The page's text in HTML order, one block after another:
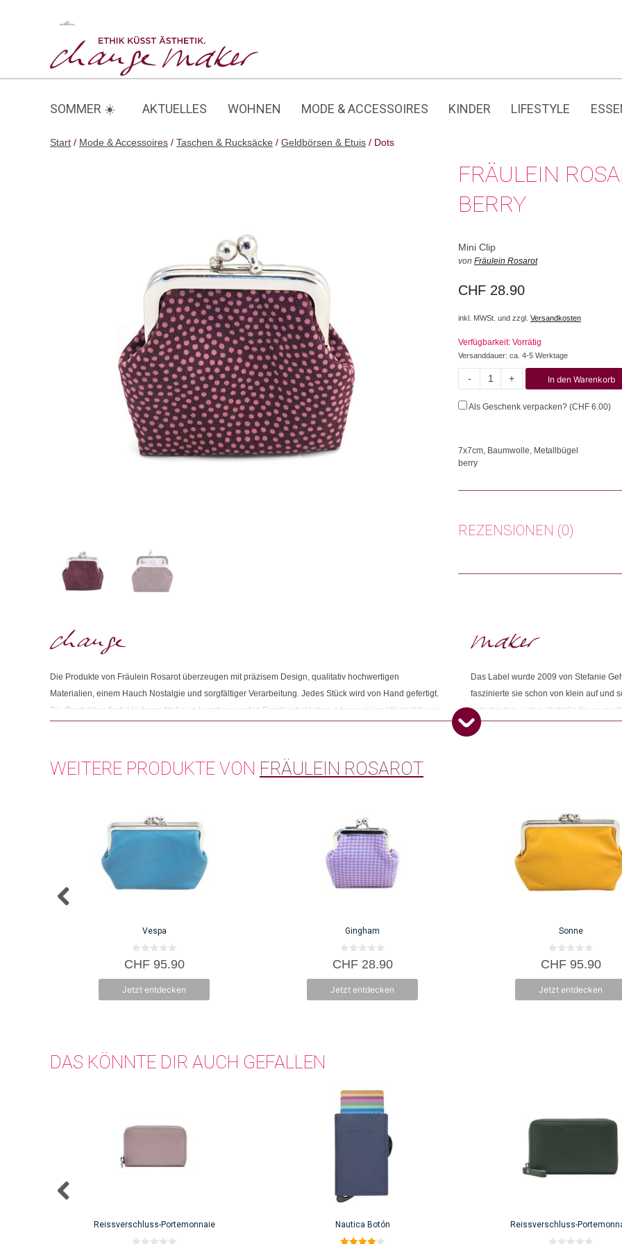
SOMMER ☀️ AKTUELLES WOHNEN MODE & ACCESSOIRES KINDER LIFESTYLE
Start / Mode & Accessoires / Taschen & Rucksäcke / Geldbörsen & Etuis / Dots
FRÄULEIN
BERRY
Mini Clip
von Fräulein Rosarot
CHF 28.90
inkl. MWSt. und zzgl. Versandkosten
Verfügbarkeit: Vorrätig
Versanddauer: ca. 4-5 Werktage
-
Menge
+ In den Warenkorb
Als Geschenk verpacken? (CHF 6.00)
7x7cm, Baumwolle, Metallbügel
berry
Das kleine Clip-Täschli bietet Platz für die
Produktion: Schweiz
REZENSIONEN (0)
Die Produkte von Fräulein Rosarot überzeugen mit präzisem Design, qualitativ hochwertigen
Materialien, einem Hauch Nostalgie und sorgfältiger Verarbeitung. Jedes Stück wird von Hand gefertigt.
Die Produktion findet in ihrem Atelier in Lenzburg und in Familienbetrieben oder sozialen Werkstätten in
Das Label wurde 2009 von Stefanie
faszinierte sie schon von klein auf und
entschieden, sich selbstständig zu
sich beim Reisen und aus der Natur.
WEITERE PRODUKTE VON FRÄULEIN ROSAROT
Vespa
0
v
5
CHF95.90
Jetzt entdecken
Gingham
0
v
5
CHF28.90
Jetzt entdecken
Sonne
0
v
5
CHF95.90
Jetzt entdecken
DAS KÖNNTE DIR AUCH GEFALLEN
Reissverschluss-Portemonnaie Nautica Botón Reissverschluss-